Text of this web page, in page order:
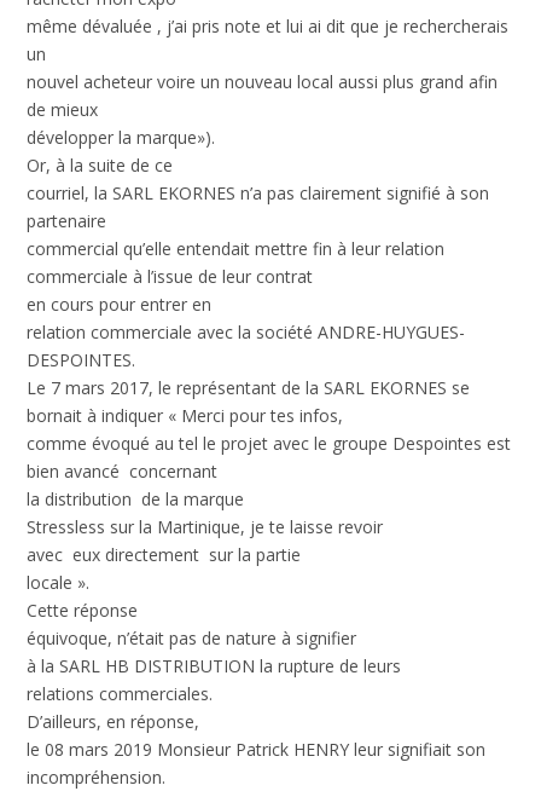
même dévaluée , j’ai pris note et lui ai dit que je rechercherais
un
nouvel acheteur voire un nouveau local aussi plus grand afin
de mieux
développer la marque»).
Or, à la suite de ce
courriel, la SARL EKORNES n’a pas clairement signifié à son
partenaire
commercial qu’elle entendait mettre fin à leur relation
commerciale à l’issue de leur contrat
en cours pour entrer en
relation commerciale avec la société ANDRE-HUYGUES-
DESPOINTES.
Le 7 mars 2017, le représentant de la SARL EKORNES se
bornait à indiquer « Merci pour tes infos,
comme évoqué au tel le projet avec le groupe Despointes est
bien avancé concernant
la distribution de la marque
Stressless sur la Martinique, je te laisse revoir
avec eux directement sur la partie
locale ».
Cette réponse
équivoque, n’était pas de nature à signifier
à la SARL HB DISTRIBUTION la rupture de leurs
relations commerciales.
D’ailleurs, en réponse,
le 08 mars 2019 Monsieur Patrick HENRY leur signifiait son
incompréhension.